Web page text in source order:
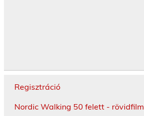
Regisztráció
Nordic Walking 50 felett - rövidfilm